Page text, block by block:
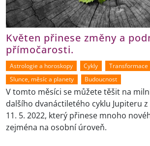
Květen přinese změny a
přímočarosti.
Astrologie a horoskopy Cykly
Transformace
Slunce, měsíc a planety
Budoucnost
V tomto měsíci se můžete těšit na
dalšího dvanáctiletého cyklu Jupiteru z
11. 5. 2022, který přinese mnoho
zejména na osobní úroveň.